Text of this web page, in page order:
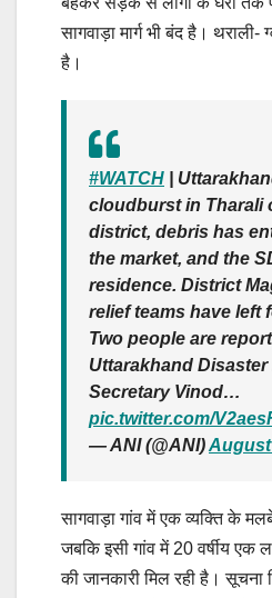
सागवाड़ा मार्ग भी बंद है। थराली-
है।
#WATCH |
cloudburst in Tharali
district, debris has
the market, and the
residence. District
relief teams have left
Two people are
Uttarakhand Disaster
Secretary Vinod…
pic.twitter.com/
— ANI (@ANI)August
सागवाड़ा गांव में एक व्यक्ति के
जबकि इसी गांव में 20 वर्षीय एक
की जानकारी मिल रही है।